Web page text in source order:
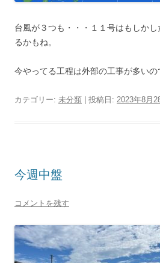
台風が３つも・・・１１号はもしかし
るかもね。
今やってる工程は外部の工事が多いの
カテゴリー: 未分類 | 投稿日: 2023年8月
今週中盤
コメントを残す